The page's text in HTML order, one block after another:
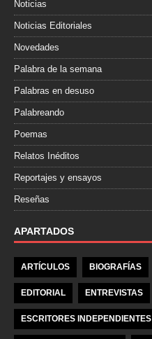
Noticias
Noticias Editoriales
Novedades
Palabra de la semana
Palabras en desuso
Palabreando
Poemas
Relatos Inéditos
Reportajes y ensayos
Reseñas
APARTADOS
ARTÍCULOS BIOGRAFÍAS
EDITORIAL ENTREVISTAS
ESCRITORES INDEPENDIENTES